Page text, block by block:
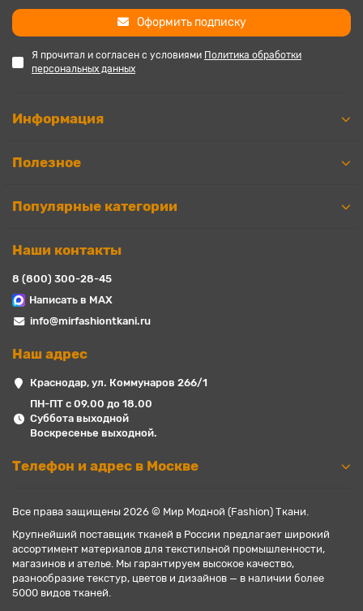
Оформить подписку
Я прочитал и согласен с условиями Политика обработки
персональных данных
Информация
Полезное
Популярные категории
Наши контакты
8 (800) 300-28-45
Написать в MAX
info@mirfashiontkani.ru
Наш адрес
Краснодар, ул. Коммунаров 266/1
ПН-ПТ с 09.00 до 18.00
Суббота выходной
Воскресенье выходной.
Телефон и адрес в Москве
Все права защищены 2026 © Мир Модной (Fashion) Ткани.
Крупнейший поставщик тканей в России предлагает широкий
ассортимент материалов для текстильной промышленности,
магазинов и ателье. Мы гарантируем высокое качество,
разнообразие текстур, цветов и дизайнов — в наличии более
5000 видов тканей.